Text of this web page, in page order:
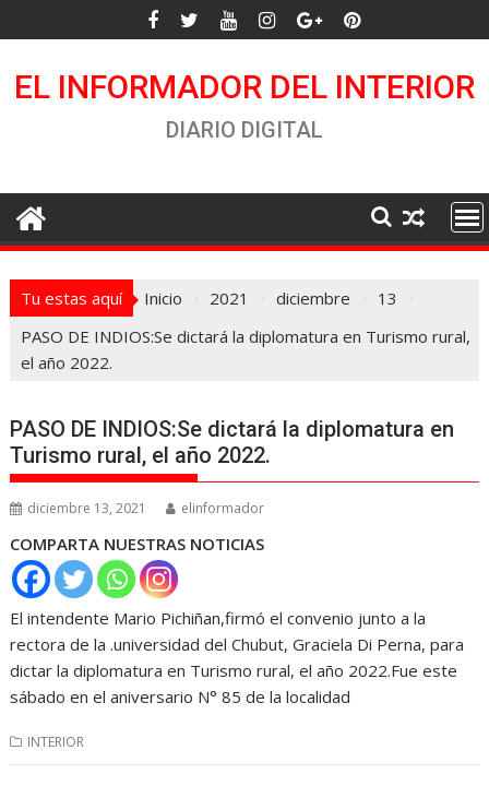
al
EL INFORMADOR DEL INTERIOR
DIARIO DIGITAL
Tu estas aquí Inicio 2021 diciembre
13
PASO DE INDIOS:Se dictará la diplomatura en Turismo rural,
el año 2022.
PASO DE INDIOS:Se dictará la diplomatura en
Turismo rural, el año 2022.
diciembre 13, 2021 elinformador
COMPARTA NUESTRAS NOTICIAS
El intendente Mario Pichiñan,firmó el convenio junto a la
rectora de la .universidad del Chubut, Graciela Di Perna, para
dictar la diplomatura en Turismo rural, el año 2022.Fue este
sábado en el aniversario N° 85 de la localidad
INTERIOR